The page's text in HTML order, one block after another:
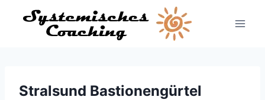
Inhalt
Stralsund Bastionengürtel